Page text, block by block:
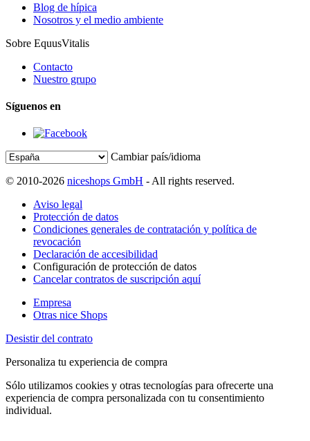
Blog de hípica
Nosotros y el medio ambiente
Sobre EquusVitalis
Contacto
Nuestro grupo
Síguenos en
Cambiar país/idioma
© 2010-2026 niceshops GmbH - All rights reserved.
Aviso legal
Protección de datos
Condiciones generales de contratación y política de
revocación
Declaración de accesibilidad
Configuración de protección de datos
Cancelar contratos de suscripción aquí
Empresa
Otras nice Shops
Desistir del contrato
Personaliza tu experiencia de compra
Sólo utilizamos cookies y otras tecnologías para ofrecerte una
experiencia de compra personalizada con tu consentimiento
individual.